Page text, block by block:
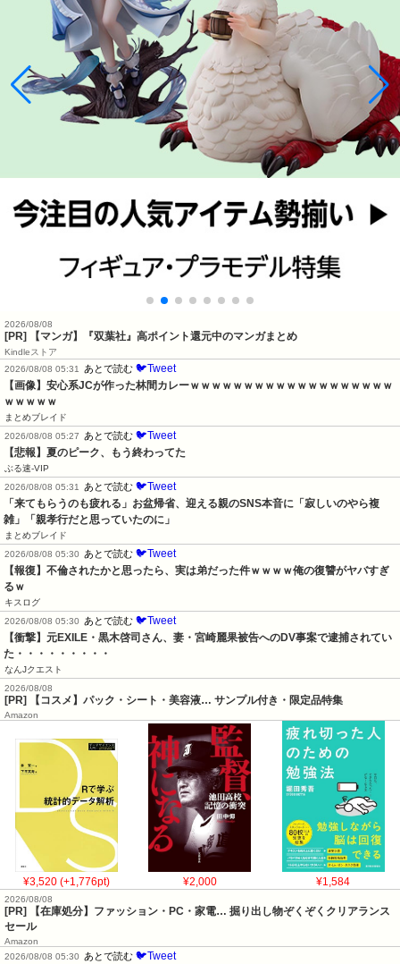
2026/08/08
[PR] 【マンガ】『双葉社』高ポイント還元中のマンガまとめ
Kindleストア
2026/08/08 05:31 あとで読む 🐦Tweet
【画像】安心系JCが作った林間カレーｗｗｗｗｗｗｗｗｗｗｗｗｗｗｗｗｗｗｗ
ｗｗｗｗｗ
まとめブレイド
2026/08/08 05:27 あとで読む 🐦Tweet
【悲報】夏のピーク、もう終わってた
ぶる速-VIP
2026/08/08 05:31 あとで読む 🐦Tweet
「来てもらうのも疲れる」お盆帰省、迎える親のSNS本音に「寂しいのやら複
雑」「親孝行だと思っていたのに」
まとめブレイド
2026/08/08 05:30 あとで読む 🐦Tweet
【報復】不倫されたかと思ったら、実は弟だった件ｗｗｗｗ俺の復讐がヤバすぎ
るｗ
キスログ
2026/08/08 05:30 あとで読む 🐦Tweet
【衝撃】元EXILE・黒木啓司さん、妻・宮崎麗果被告へのDV事案で逮捕されてい
た・・・・・・・・・
なんJクエスト
2026/08/08
[PR] 【コスメ】パック・シート・美容液… サンプル付き・限定品特集
Amazon
¥3,520 (+1,776pt) ¥2,000 ¥1,584
2026/08/08
[PR] 【在庫処分】ファッション・PC・家電… 掘り出し物ぞくぞくクリアランス
セール
Amazon
2026/08/08 05:30
あとで読む 🐦Tweet